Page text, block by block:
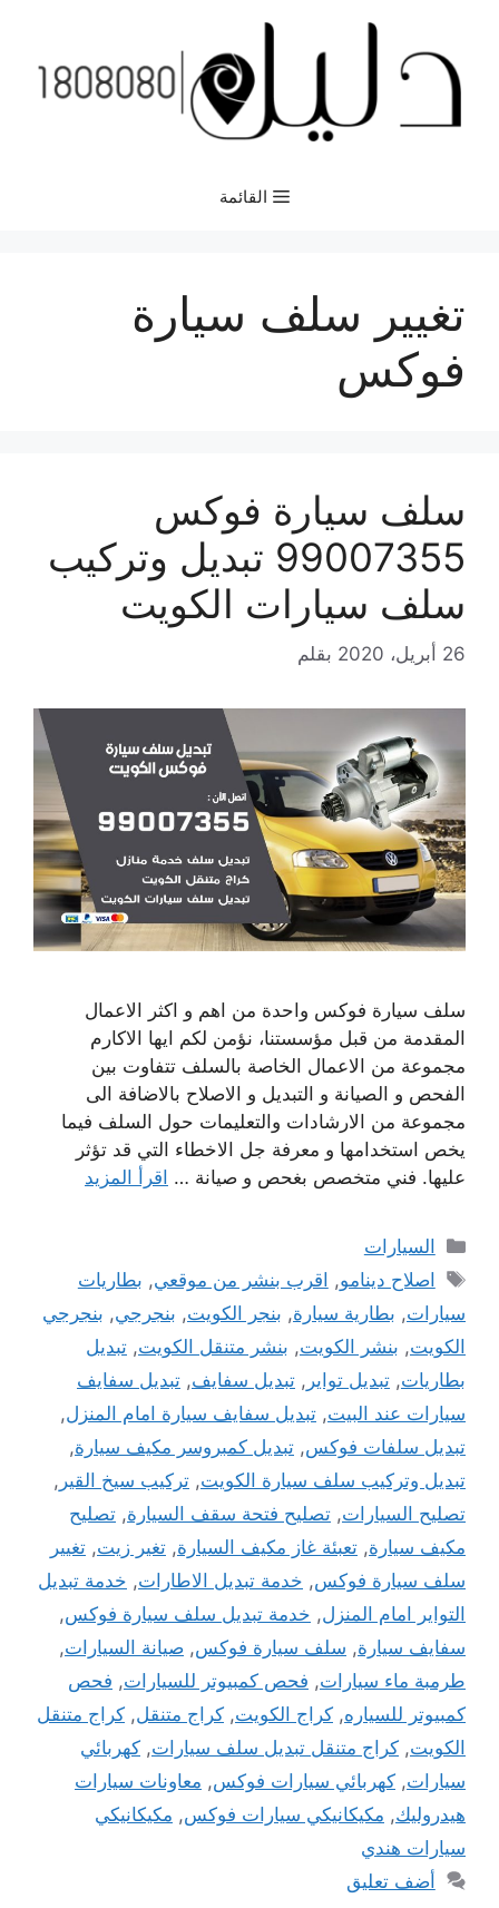
المحتوى
القائمة
تغيير سلف سيارة
فوكس
سلف سيارة فوكس
99007355 تبديل وتركيب
سلف سيارات الكويت
26 أبريل، 2020 بقلم
سلف سيارة فوكس واحدة من اهم و اكثر الاعمال
المقدمة من قبل مؤسستنا، نؤمن لكم ايها الاكارم
مجموعة من الاعمال الخاصة بالسلف تتفاوت بين
الفحص و الصيانة و التبديل و الاصلاح بالاضافة الى
مجموعة من الارشادات والتعليمات حول السلف فيما
يخص استخدامها و معرفة جل الاخطاء التي قد تؤثر
عليها. فني متخصص بغحص و صيانة … اقرأ المزيد
التصنيفات
السيارات
الوسوم
اصلاح دينامو, اقرب بنشر من موقعي, بطاريات
سيارات, بطارية سيارة, بنجر الكويت, بنجرجي, بنجرجي
الكويت, بنشر الكويت, بنشر متنقل الكويت, تبديل
بطاريات, تبديل تواير , تبديل سفايف, تبديل سفايف
سيارات عند البيت, تبديل سفايف سيارة امام المنزل,
تبديل سلفات فوكس, تبديل كمبروسر مكيف سيارة,
تبديل وتركيب سلف سيارة الكويت, تركيب سيخ القير ,
تصليح السيارات, تصليح فتحة سقف السيارة, تصليح
مكيف سيارة, تعبئة غاز مكيف السيارة, تغير زيت, تغيير
سلف سيارة فوكس, خدمة تبديل الاطارات, خدمة تبديل
التواير امام المنزل, خدمة تبديل سلف سيارة فوكس,
سفايف سيارة, سلف سيارة فوكس, صيانة السيارات,
طرمبة ماء سيارات, فحص كمبيوتر للسيارات, فحص
كمبيوتر للسياره, كراج الكويت, كراج متنقل, كراج متنقل
الكويت, كراج متنقل تبديل سلف سيارات, كهربائي
سيارات, كهربائي سيارات فوكس, معاونات سيارات
هيدروليك, مكيكانيكي سيارات فوكس, مكيكانيكي
سيارات هندي
أضف تعليق